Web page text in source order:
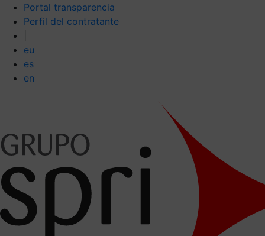
Portal transparencia
Perfil del contratante
eu
es
en